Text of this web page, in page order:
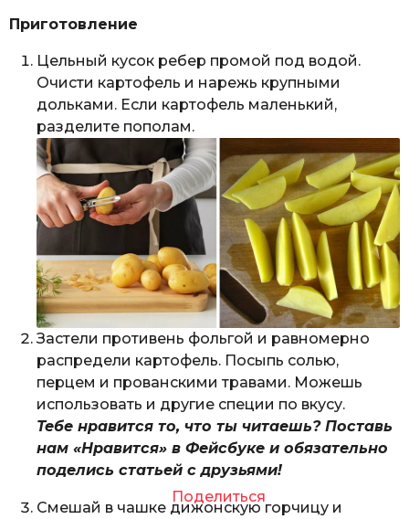
Приготовление
Цельный кусок ребер промой под водой.
Очисти картофель и нарежь крупными
дольками. Если картофель маленький,
разделите пополам.
Застели противень фольгой и равномерно
распредели картофель. Посыпь солью,
перцем и прованскими травами. Можешь
использовать и другие специи по вкусу.
Тебе нравится то, что ты читаешь? Поставь
нам «Нравится» в Фейсбуке и обязательно
поделись статьей с друзьями!
Поделиться
Смешай в чашке дижонскую горчицу и